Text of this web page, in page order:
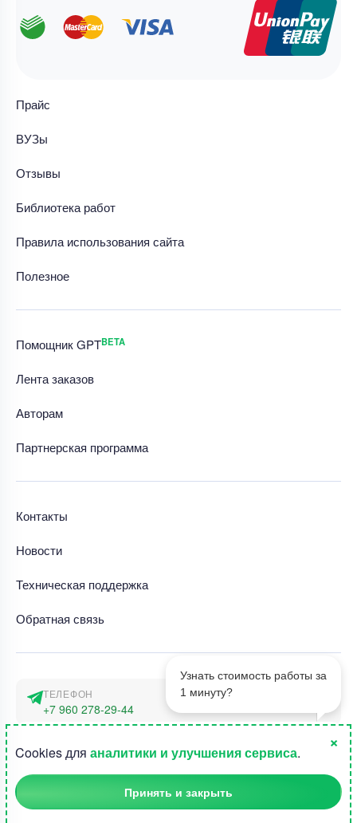
1
Узнать стоимость работы за
1 минуту?
Прайс
ВУЗы
Отзывы
Библиотека работ
Правила использования сайта
Полезное
Помощник GPTBETA
Лента заказов
Авторам
Партнерская программа
Контакты
Новости
Техническая поддержка
Обратная связь
ТЕЛЕФОН
+7 960 278-29-44
г. Москва, наб. Тараса Шевченко 23а
©2015-2026, Студландия -
Cookies для аналитики и улучшения сервиса.
×
Принять и закрыть